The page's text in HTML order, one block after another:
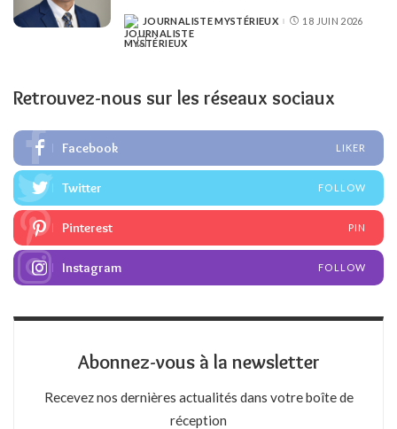
POSTED
BY
JOURNALISTE MYSTÉRIEUX 18 JUIN 2026
Retrouvez-nous sur les réseaux sociaux
Facebook LIKER
Twitter FOLLOW
Pinterest PIN
Instagram FOLLOW
Abonnez-vous à la newsletter
Recevez nos dernières actualités dans votre boîte de
réception